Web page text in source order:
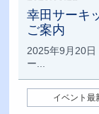
幸田サーキ
ご案内
2025年9月20日
ー...
イベント最